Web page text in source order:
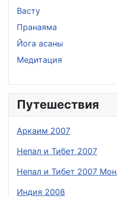
Васту
Пранаяма
Йога асаны
Медитация
Путешествия
Аркаим 2007
Непал и Тибет 2007
Непал и Тибет 2007
Индия 2008